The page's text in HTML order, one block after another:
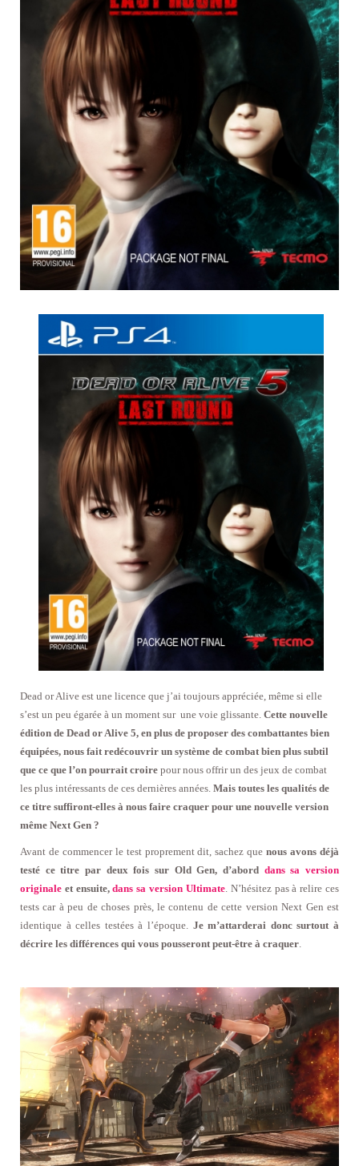
Dead or Alive est une licence que j’ai toujours appréciée, même si elle
s’est un peu égarée à un moment sur une voie glissante. Cette nouvelle
édition de Dead or Alive 5, en plus de proposer des combattantes bien
équipées, nous fait redécouvrir un système de combat bien plus subtil
que ce que l’on pourrait croire pour nous offrir un des jeux de combat
les plus intéressants de ces dernières années. Mais toutes les qualités de
ce titre suffiront-elles à nous faire craquer pour une nouvelle version
même Next Gen ?
Avant de commencer le test proprement dit, sachez quenous avons déjà
testé ce titre par deux fois sur Old Gen, d’abord dans sa version
originale et ensuite,dans sa version Ultimate. N’hésitez pas à relire ces
tests car à peu de choses près, le contenu de cette version Next Gen est
identique à celles testées à l’époque. Je m’attarderai donc surtout à
décrire les différences qui vous pousseront peut-être à craquer.